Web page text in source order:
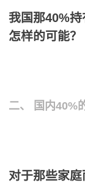
我国那40%
怎样的可能？
二、 国内40%
对于那些家